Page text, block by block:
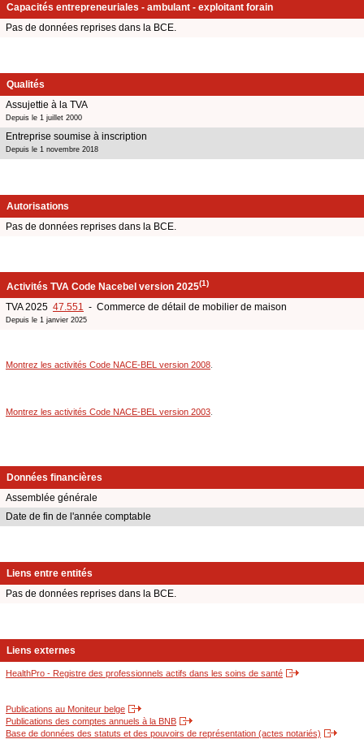
Capacités entrepreneuriales - ambulant - exploitant forain
Pas de données reprises dans la BCE.
Qualités
Assujettie à la TVA
Depuis le 1 juillet 2000
Entreprise soumise à inscription
Depuis le 1 novembre 2018
Autorisations
Pas de données reprises dans la BCE.
Activités TVA Code Nacebel version 2025(1)
TVA 2025 47.551 - Commerce de détail de mobilier de maison
Depuis le 1 janvier 2025
Montrez les activités Code NACE-BEL version 2008
Montrez les activités Code NACE-BEL version 2003
Données financières
Assemblée générale
Date de fin de l'année comptable
Liens entre entités
Pas de données reprises dans la BCE.
Liens externes
HealthPro - Registre des professionnels actifs dans les soins de santé
Publications au Moniteur belge
Publications des comptes annuels à la BNB
Base de données des statuts et des pouvoirs de représentation (actes notariés)